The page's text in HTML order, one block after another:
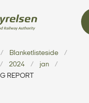
Blanketlisteside
2024
jan
REPORT